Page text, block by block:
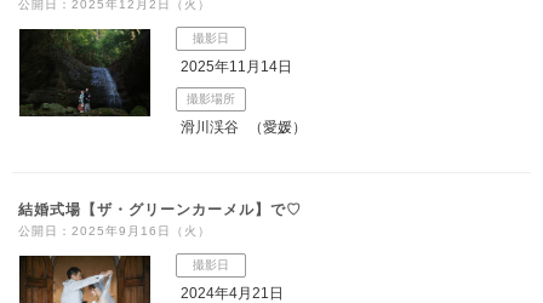
公開日：2025年12月2日（火）
撮影日
2025年11月14日
撮影場所
滑川渓谷 （愛媛）
結婚式場【ザ・グリーンカーメル】で♡
公開日：2025年9月16日（火）
撮影日
2024年4月21日